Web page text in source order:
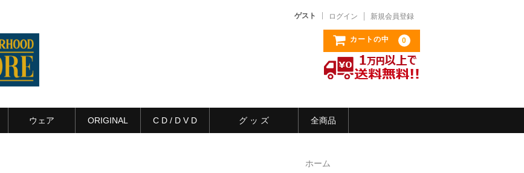
ゲスト ログイン 新規会員登録
カートの中 0
ウェア ORIGINAL C D / D V D グ ッ ズ 全商品
ホーム